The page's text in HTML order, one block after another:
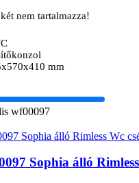
nem tartalmazza!
mm
wf00097
Sophia álló